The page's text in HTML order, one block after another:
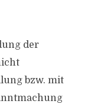
der
bzw. mit